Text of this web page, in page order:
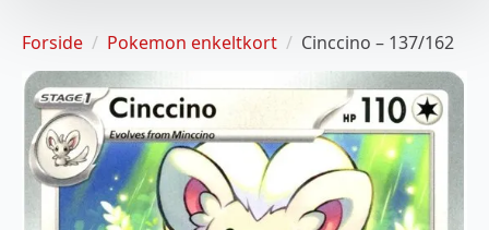
Forside Pokemon enkeltkort Cinccino – 137/162